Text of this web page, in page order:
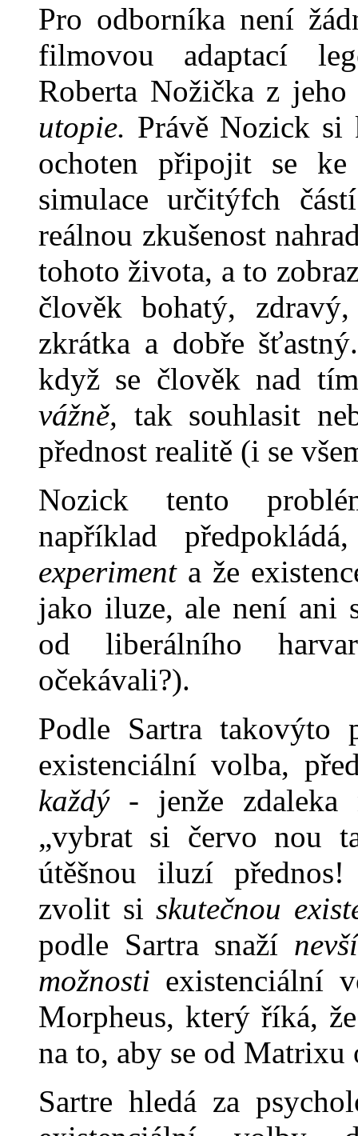
Pro odborníka není
filmo­vou adaptací
Roberta Nožič­ka z
utopie. Právě Nozick si
ochoten připojit se
simulace určitýfch
reálnou zkušenost
tohoto života, a to
člověk bohatý,
zkrátka a dobře
když se člověk nad
vážně, tak souhlasit
přednost rea­litě (i se
Nozick tento
například
experimenta že
jako iluze, ale není ani
od liberálního
očekávali?).
Podle Sartra takovýto
existenciální volba,
každý- jenže zdaleka
„vybrat si červo nou
útěšnou iluzí přednos!
zvolit siskutečnou
podle Sartra snaží
možnosti existenciální
Morpheus, který říká,
na to, aby se od
Sartre hledá za